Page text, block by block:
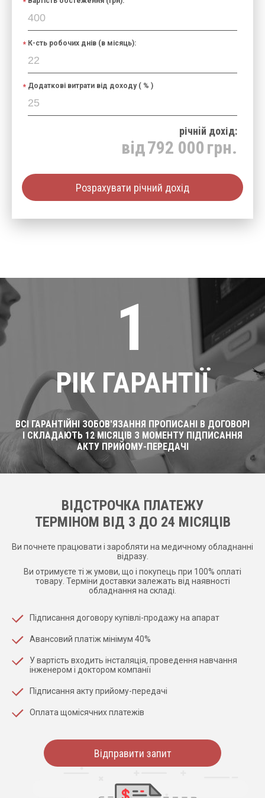
К-сть робочих днів (в місяць):
Додаткові витрати від доходу ( % )
річнiй дохід:
від792 000 грн.
Розрахувати річний дохід
1
РІК ГАРАНТІЇ
ВСІ ГАРАНТІЙНІ ЗОБОВ'ЯЗАННЯ ПРОПИСАНІ В ДОГОВОРІ
І СКЛАДАЮТЬ 12 МІСЯЦІВ З МОМЕНТУ ПІДПИСАННЯ
АКТУ ПРИЙОМУ-ПЕРЕДАЧІ
ВІДСТРОЧКА ПЛАТЕЖУ
ТЕРМІНОМ ВІД 3 ДО 24 МІСЯЦІВ
Ви почнете працювати і заробляти на медичному обладнанні
відразу.
Ви отримуєте ті ж умови, що і покупець при 100% оплаті
товару. Терміни доставки залежать від наявності
обладнання на складі.
Підписання договору купівлі-продажу на апарат
Авансовий платіж мінімум 40%
У вартість входить інсталяція, проведення навчання
інженером і доктором компанії
Підписання акту прийому-передачі
Оплата щомісячних платежів
Відправити запит